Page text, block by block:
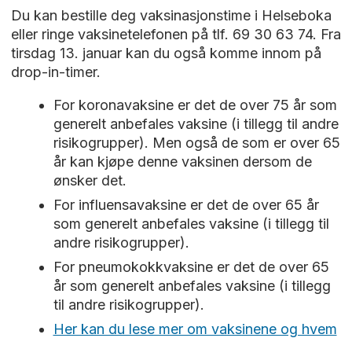
Du kan bestille deg vaksinasjonstime i Helseboka
eller ringe vaksinetelefonen på tlf. 69 30 63 74. Fra
tirsdag 13. januar kan du også komme innom på
drop-in-timer.
For koronavaksine er det de over 75 år som
generelt anbefales vaksine (i tillegg til andre
risikogrupper). Men også de som er over 65
år kan kjøpe denne vaksinen dersom de
ønsker det.
For influensavaksine er det de over 65 år
som generelt anbefales vaksine (i tillegg til
andre risikogrupper).
For pneumokokkvaksine er det de over 65
år som generelt anbefales vaksine (i tillegg
til andre risikogrupper).
Her kan du lese mer om vaksinene og hvem